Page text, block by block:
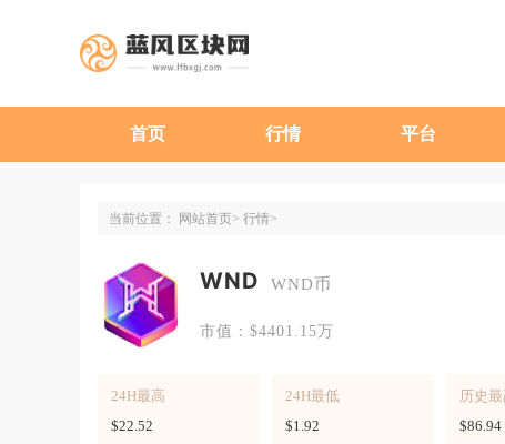
首页 行情 平台
当前位置： 网站首页 行情
WND WND币
市值：$4401.15万
24H最高
$22.52
24H最低
$1.92
历史最
$86.94